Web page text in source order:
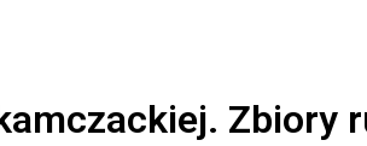
Zbiory